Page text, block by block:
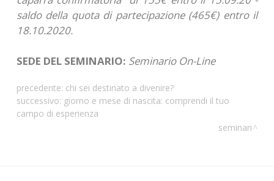
saldo della quota di partecipazione (465€) entro il
18.10.2020.
SEDE DEL SEMINARIO: Seminario On-Line
precedente: chi sei destinato a divenire?
successivo: giorno e mese di nascita: comprendi il tuo
campo di esperienza
seminari